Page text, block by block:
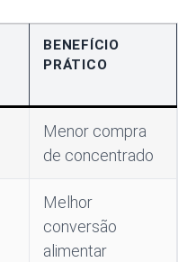
BENEFÍCIO
PRÁTICO
Menor compra
de concentrado
Melhor
conversão
alimentar